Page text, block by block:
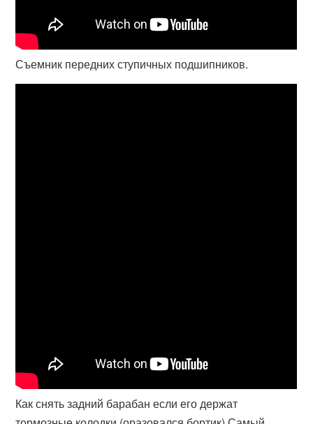
Съемник передних ступичных подшипников.
Как снять задний барабан если его держат